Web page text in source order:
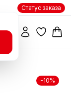
Статус заказа
-10%